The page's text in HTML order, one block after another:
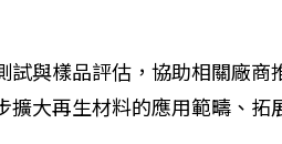
試與樣品評估，協助相關廠商
大再生材料的應用範疇、拓